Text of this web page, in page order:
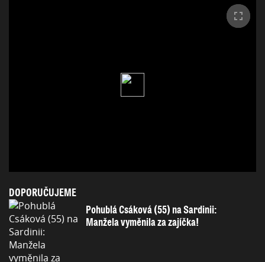
DOPORUČUJEME
Pohublá Csáková (55) na Sardinii:
Manžela vyměnila za zajíčka!